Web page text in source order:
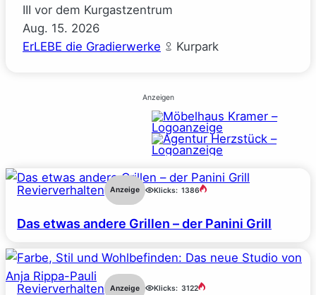
III vor dem Kurgastzentrum
Aug. 15. 2026
ErLEBE die Gradierwerke
Kurpark
Anzeigen
Revierverhalten Anzeige Klicks: 1386
Das etwas andere Grillen – der Panini Grill
Revierverhalten Anzeige Klicks: 3122